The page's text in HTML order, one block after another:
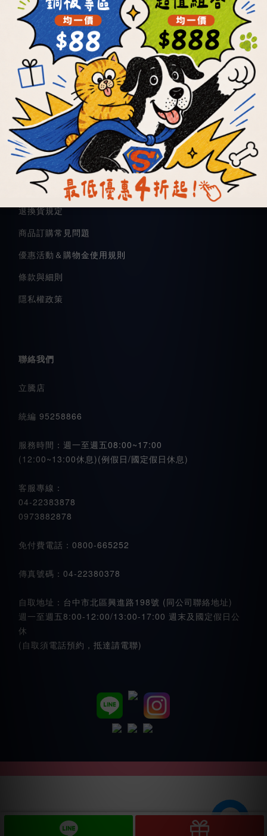
關於我們
品牌故事
商品檢驗報告
食用見證心得
顧客服務
退換貨規定
商品訂購常見問題
優惠活動＆購物金使用規則
條款與細則
隱私權政策
聯絡我們
立騰店
統編 95258866
服務時間：週一至週五08:00~17:00
(12:00~13:00休息)(例假日/國定假日休息)
客服專線：
04-22383878
0973882878
免付費電話：0800-665252
傳真號碼：04-22380378
自取地址：台中市北區興進路198號 (同公司聯絡地址)
週一至週五8:00-12:00/13:00-17:00 週末及國定假日公
休
(自取須電話預約，抵達請電聯)